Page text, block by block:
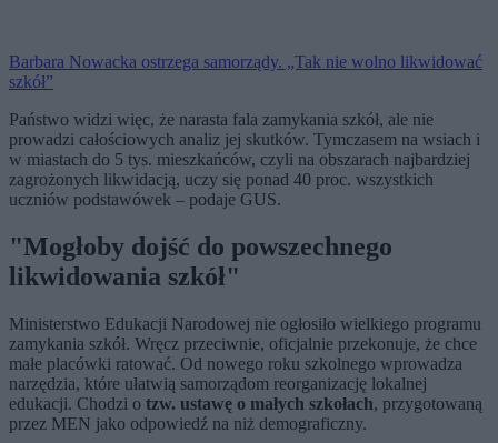
Barbara Nowacka ostrzega samorządy. „Tak nie wolno likwidować
szkół”
Państwo widzi więc, że narasta fala zamykania szkół, ale nie
prowadzi całościowych analiz jej skutków. Tymczasem na wsiach i
w miastach do 5 tys. mieszkańców, czyli na obszarach najbardziej
zagrożonych likwidacją, uczy się ponad 40 proc. wszystkich
uczniów podstawówek – podaje GUS.
"Mogłoby dojść do powszechnego
likwidowania szkół"
Ministerstwo Edukacji Narodowej nie ogłosiło wielkiego programu
zamykania szkół. Wręcz przeciwnie, oficjalnie przekonuje, że chce
małe placówki ratować. Od nowego roku szkolnego wprowadza
narzędzia, które ułatwią samorządom reorganizację lokalnej
edukacji. Chodzi o tzw. ustawę o małych szkołach, przygotowaną
przez MEN jako odpowiedź na niż demograficzny.